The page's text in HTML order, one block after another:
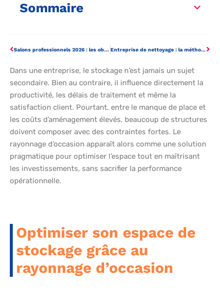
Sommaire
Salons professionnels 2026 : les objets médias qui transforment un visiteur en client Entreprise de nettoyage : la méthode par étapes pour réussir sa création
Dans une entreprise, le stockage n’est jamais un sujet
secondaire. Bien au contraire, il influence directement la
productivité, les délais de traitement et même la
satisfaction client. Pourtant, entre le manque de place et
les coûts d’aménagement élevés, beaucoup de structures
doivent composer avec des contraintes fortes. Le
rayonnage d’occasion apparaît alors comme une solution
pragmatique pour optimiser l’espace tout en maîtrisant
les investissements, sans sacrifier la performance
opérationnelle.
Optimiser son espace de
stockage grâce au
rayonnage d’occasion